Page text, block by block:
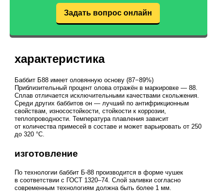
Задать вопрос онлайн
характеристика
Баббит Б88 имеет оловянную основу (87−89%)
Приблизительный процент олова отражён в маркировке — 88.
Сплав отличается исключительными качествами скольжения.
Среди других баббитов он — лучший по антифрикционным
свойствам, износостойкости, стойкости к коррозии,
теплопроводности. Температура плавления зависит
от количества примесей в составе и может варьировать от 250
до 320 °C.
изготовление
По технологии баббит Б-88 производится в форме чушек
в соответствии с ГОСТ 1320–74. Слой заливки согласно
современным технологиям должна быть более 1 мм.